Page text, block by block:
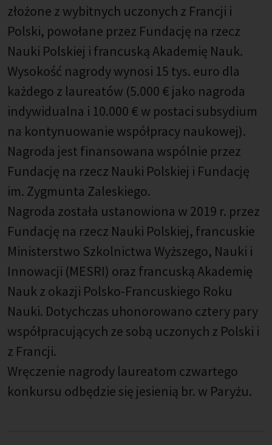
złożone z wybitnych uczonych z Francji i
Polski, powołane przez Fundację na rzecz
Nauki Polskiej i francuską Akademię Nauk.
Wysokość nagrody wynosi 15 tys. euro dla
każdego z laureatów (5.000 € jako nagroda
indywidualna i 10.000 € w postaci subsydium
na kontynuowanie współpracy naukowej).
Nagroda jest finansowana wspólnie przez
Fundację na rzecz Nauki Polskiej i Fundację
im. Zygmunta Zaleskiego.
Nagroda została ustanowiona w 2019 r. przez
Fundację na rzecz Nauki Polskiej, francuskie
Ministerstwo Szkolnictwa Wyższego, Nauki i
Innowacji (MESRI) oraz francuską Akademię
Nauk z okazji Polsko-Francuskiego Roku
Nauki. Dotychczas uhonorowano cztery pary
współpracujących ze sobą uczonych z Polski i
z Francji.
Wręczenie nagrody laureatom czwartego
konkursu odbędzie się jesienią br. w Paryżu.